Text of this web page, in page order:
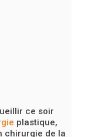
ce soir
plastique,
chirurgie de la